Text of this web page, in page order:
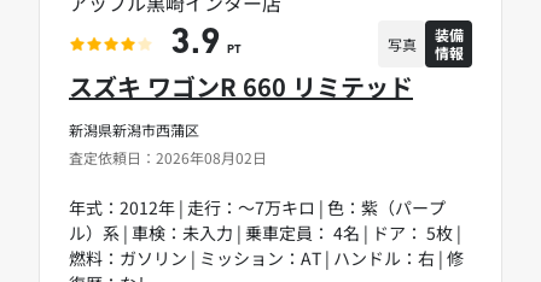
新潟県新潟市西蒲区
査定依頼日：2026年08月02日
スズキ ワゴンR 660 リミテッド
年式：2012年 | 走行：～7万キロ | 色：紫（パープ
ル）系 | 車検：未入力 | 乗車定員： 4名 | ドア： 5枚 |
燃料：ガソリン | ミッション：AT | ハンドル：右 | 修
3.9 PT 写真
装備
情報